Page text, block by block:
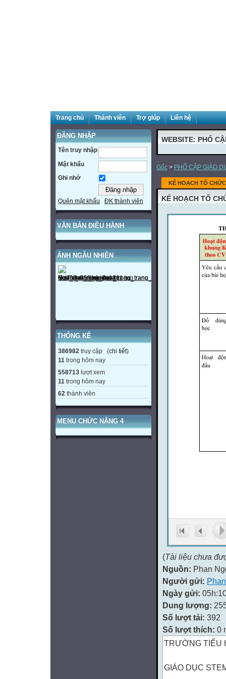
Trang chủ Thành viên Trợ giúp Liên hệ
ĐĂNG NHẬP
Tên truy nhập
Mật khẩu
Ghi nhớ
Quên mật khẩu ĐK thành viên
VĂN BẢN ĐIỀU HÀNH
ẢNH NGẪU NHIÊN
THỐNG KÊ
386982 truy cập (chi tiết)
11 trong hôm nay
558713 lượt xem
11 trong hôm nay
62 thành viên
MENU CHỨC NĂNG 4
WEBSITE: PHỔ
Gốc > PHỔ CẬP GIÁO
KẾ HOẠCH TỔ
KẾ HOẠCH TỔ
(Tài liệu chưa
Nguồn: Phan
Người gửi:
Ngày gửi:
Dung lượng:
Số lượt tải: 392
Số lượt thích: 0
TRƯỜNG TIỂU
GIÁO DỤC